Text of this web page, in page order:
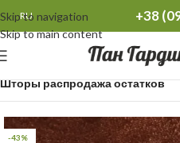
Skip to navigation
Skip to main content
RU +38
Главная
Распродажа остатков
Шторы распродажа остатков
-43%